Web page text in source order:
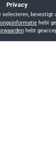
Privacy
hebt